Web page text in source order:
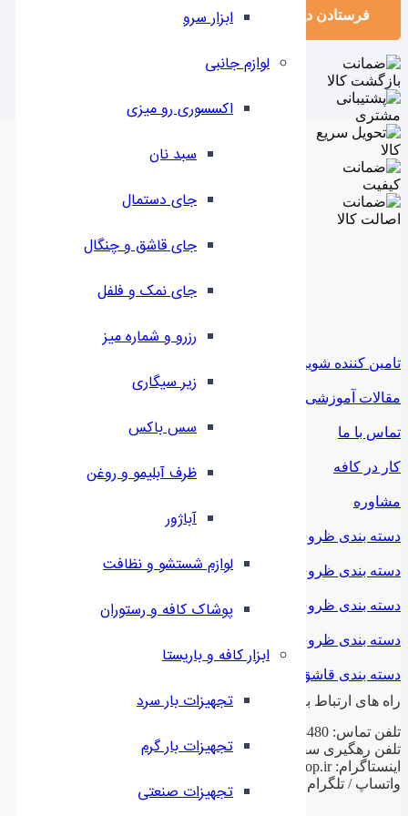
ابزار سرو
لوازم جانبی
اکسسوری رو میزی
سبد نان
جای دستمال
جای قاشق و چنگال
جای نمک و فلفل
رزرو و شماره میز
زیر سیگاری
سس باکس
ظرف آبلیمو و روغن
آباژور
لوازم شستشو و نظافت
پوشاک کافه و رستوران
ابزار کافه و باریستا
تجهیزات بار سرد
تجهیزات بار گرم
تجهیزات صنعتی
فرستادن دیدگاه
تامین کننده شوید
مقالات آموزشی
تماس با ما
کار در کافه
مشاوره
دسته بندی ظروف ملامین
دسته بندی ظروف استیل
دسته بندی ظروف فلزی
دسته بندی ظروف چینی
دسته بندی قاشق و چنگال
راه های ارتباط با ما
تلفن تماس: 02188943480 – 02155470813 – 02155470280
تلفن رهگیری سفارشات: 09199797956
اینستاگرام: ilashop.ir
واتساپ / تلگرام: 09199797956